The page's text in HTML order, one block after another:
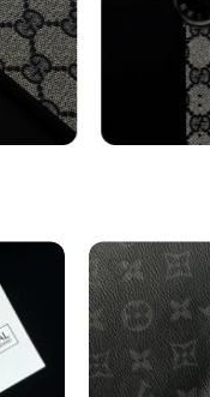
Vedi altro